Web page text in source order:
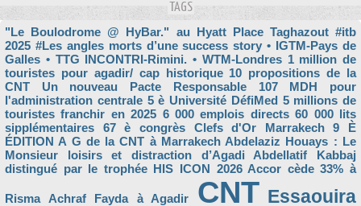
TAGS
"Le Boulodrome @ HyBar." au Hyatt Place Taghazout #itb
2025 #Les angles morts d’une success story • IGTM-Pays de
Galles • TTG INCONTRI-Rimini. • WTM-Londres 1 million de
touristes pour agadir/ cap historique 10 propositions de la
CNT Un nouveau Pacte Responsable
107 MDH pour
l'administration centrale 5 è Université DéfiMed 5 millions de
touristes franchir en 2025 6 000 emplois directs 60 000 lits
sipplémentaires
67 è congrès Clefs d'Or Marrakech
9 È
ÉDITION A G de la CNT à Marrakech Abdelaziz Houays : Le
Monsieur loisirs et distraction d’Agadi
Abdellatif Kabbaj
distingué par le trophée HIS ICON 2026 Accor cède 33% à
Risma Achraf Fayda à Agadir CNT Essaouira